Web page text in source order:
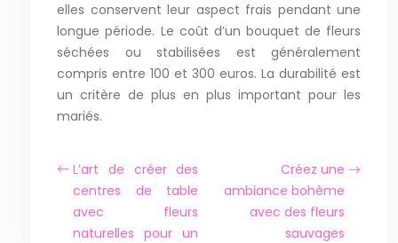
elles conservent leur aspect frais pendant une
longue période. Le coût d’un bouquet de fleurs
séchées ou stabilisées est généralement
compris entre 100 et 300 euros. La durabilité est
un critère de plus en plus important pour les
mariés.
L’art de créer des
centres de table
avec fleurs
naturelles pour un
Créez une
ambiance bohème
avec des fleurs
sauvages